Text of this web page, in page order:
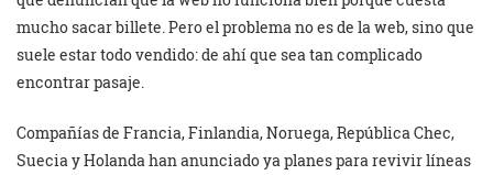
mucho sacar billete. Pero el problema no es de la web, sino que
suele estar todo vendido: de ahí que sea tan complicado
encontrar pasaje.
Compañías de Francia, Finlandia, Noruega, República Chec,
Suecia y Holanda han anunciado ya planes para revivir líneas